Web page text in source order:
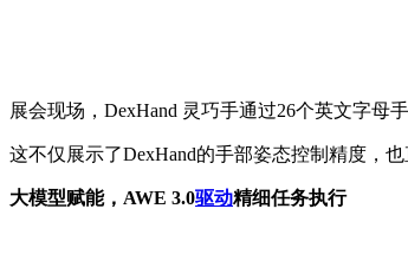
展会现场，DexHand 灵巧手通过26个英文字母
这不仅展示了DexHand的手部姿态控制精度，
大模型赋能，AWE 3.0驱动精细任务执行